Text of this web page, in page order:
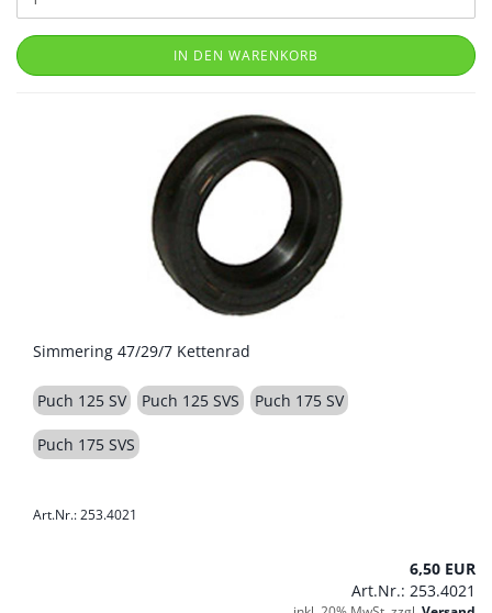
IN DEN WARENKORB
Simmering 47/29/7 Kettenrad
Puch 125 SV Puch 125 SVS Puch 175 SV
Puch 175 SVS
Art.Nr.: 253.4021
6,50 EUR
Art.Nr.: 253.4021